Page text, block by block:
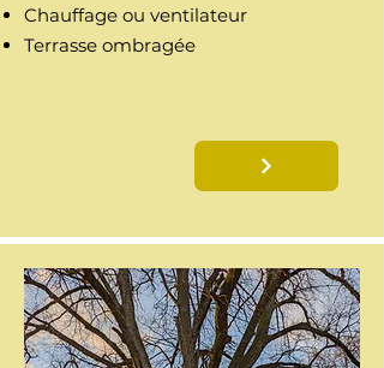
Chauffage ou ventilateur
Terrasse ombragée